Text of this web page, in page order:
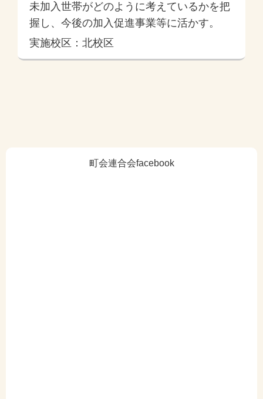
未加入世帯がどのように考えているかを把
握し、今後の加入促進事業等に活かす。
実施校区：北校区
町会連合会facebook